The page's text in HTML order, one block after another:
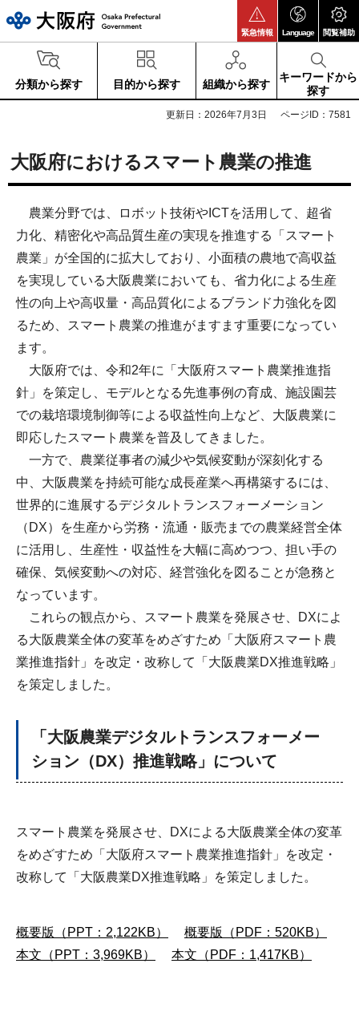
緊急情報 Language 閲覧補助
分類から探す 目的から探す 組織から探す
キーワードから
探す
更新日：2026年7月3日 ページID：7581
大阪府におけるスマート農業の推進
農業分野では、ロボット技術やICTを活用して、超省
力化、精密化や高品質生産の実現を推進する「スマート
農業」が全国的に拡大しており、小面積の農地で高収益
を実現している大阪農業においても、省力化による生産
性の向上や高収量・高品質化によるブランド力強化を図
るため、スマート農業の推進がますます重要になってい
ます。
大阪府では、令和2年に「大阪府スマート農業推進指
針」を策定し、モデルとなる先進事例の育成、施設園芸
での栽培環境制御等による収益性向上など、大阪農業に
即応したスマート農業を普及してきました。
一方で、農業従事者の減少や気候変動が深刻化する
中、大阪農業を持続可能な成長産業へ再構築するには、
世界的に進展するデジタルトランスフォーメーション
（DX）を生産から労務・流通・販売までの農業経営全体
に活用し、生産性・収益性を大幅に高めつつ、担い手の
確保、気候変動への対応、経営強化を図ることが急務と
なっています。
これらの観点から、スマート農業を発展させ、DXによ
る大阪農業全体の変革をめざすため「大阪府スマート農
業推進指針」を改定・改称して「大阪農業DX推進戦略」
を策定しました。
「大阪農業デジタルトランスフォーメー
ション（DX）推進戦略」について
スマート農業を発展させ、DXによる大阪農業全体の変革
をめざすため「大阪府スマート農業推進指針」を改定・
改称して「大阪農業DX推進戦略」を策定しました。
概要版（PPT：2,122KB）
概要版（PDF：520KB）
本文（PPT：3,969KB）
本文（PDF：1,417KB）